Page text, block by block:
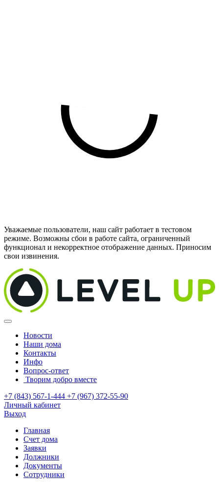
Уважаемые пользователи, наш сайт работает в тестовом
режиме. Возможны сбои в работе сайта, ограниченный
функционал и некорректное отображение данных. Приносим
свои извинения.
Новости
Наши дома
Контакты
Инфо
Вопрос-ответ
Творим добро вместе
+7 (843) 567-1-444 +7 (967) 372-55-90
Личный кабинет
Выход
Главная
Счет дома
Заявки
Должники
Документы
Сотрудники